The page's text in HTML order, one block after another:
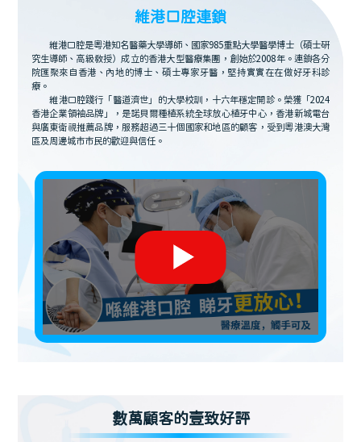
維港口腔連鎖
維港口腔是粵港知名醫藥大學導師、國家985重點大學醫學博士（碩士研
究生導師、高級教授）成立的香港大型醫療集團，創始於2008年。連鎖各分
院匯聚來自香港、內地的博士、碩士專家牙醫，堅持實實在在做好牙科診
療。
維港口腔踐行「醫道濟世」的大學校訓，十六年穩定開診。榮獲「2024
香港企業領袖品牌」，是諾貝爾種植系統全球放心植牙中心，香港新城電台
與廣東衛視推薦品牌，服務超過三十個國家和地區的顧客，受到粵港澳大灣
區及周邊城市市民的歡迎與信任。
數萬顧客的壹致好評